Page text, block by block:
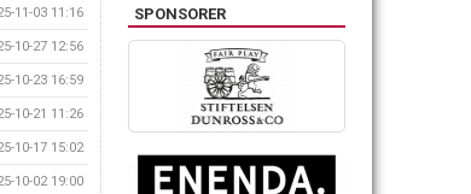
11-03 11:16
10-27 12:56
10-23 16:59
10-21 11:26
10-17 15:02
10-02 19:00
SPONSORER